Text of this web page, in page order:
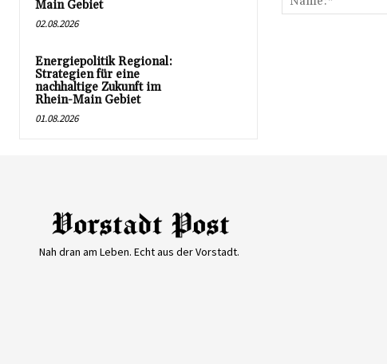
Main Gebiet
02.08.2026
Energiepolitik Regional:
Strategien für eine
nachhaltige Zukunft im
Rhein-Main Gebiet
01.08.2026
Nah dran am Leben. Echt aus der Vorstadt.